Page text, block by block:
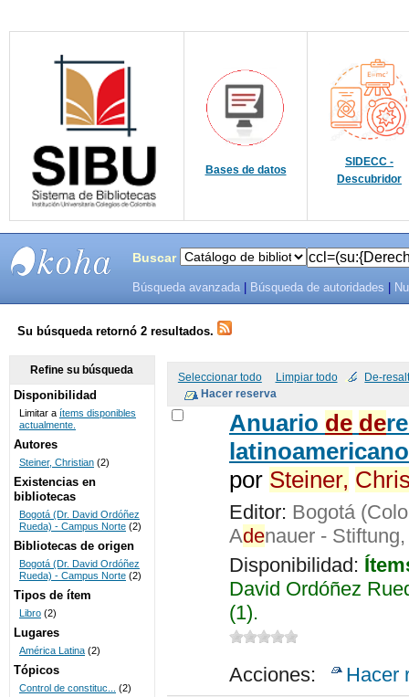
Bases de datos
SIDECC -
Descubridor
SISTEMAS
DE
BIBLIOTECAS
UNICOC
Buscar
Búsqueda avanzada Búsqueda de autoridades
Su búsqueda retornó 2 resultados.
Seleccionar todo Limpiar todo De-
Anuario de de
por Steiner,
Editor: Bogotá
Adenauer -
Disponibilidad:
David Ordóñez
(1).
Acciones: Hacer
Refine su búsqueda
Disponibilidad
Limitar a ítems disponibles
actualmente.
Autores
Steiner, Christian (2)
Existencias en
bibliotecas
Bogotá (Dr. David Ordóñez
Rueda) - Campus Norte (2)
Bibliotecas de origen
Bogotá (Dr. David Ordóñez
Rueda) - Campus Norte (2)
Tipos de ítem
Libro (2)
Lugares
América Latina (2)
Tópicos
Control de constituc...
(2)